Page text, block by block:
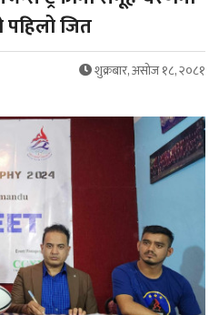
जित
शुक्रबार, असोज १८, २०८१